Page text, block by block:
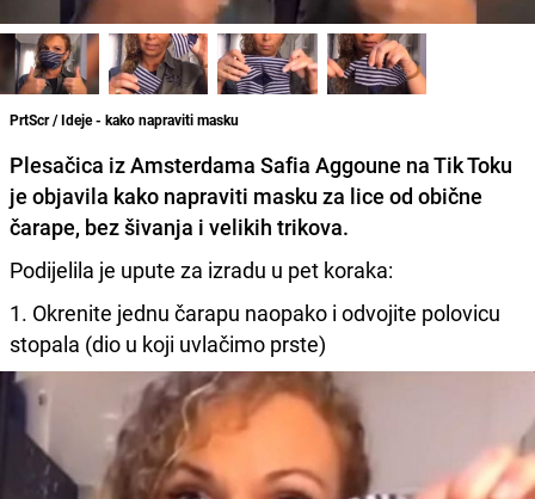
PrtScr / Ideje - kako napraviti masku
Plesačica iz Amsterdama Safia Aggoune na Tik Toku
je objavila kako napraviti masku za lice od obične
čarape, bez šivanja i velikih trikova.
Podijelila je upute za izradu u pet koraka:
1. Okrenite jednu čarapu naopako i odvojite polovicu
stopala (dio u koji uvlačimo prste)